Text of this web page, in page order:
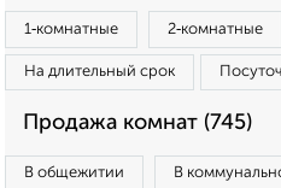
1‑комнатные 2‑комнатные
На длительный срок
Продажа комнат (745)
В общежитии В